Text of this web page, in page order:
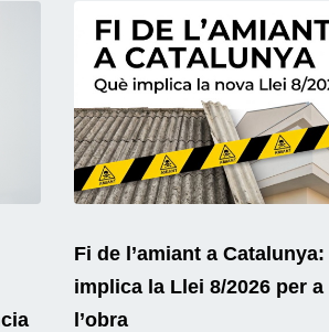
Fi de l’amiant a
implica la Llei 8/2026 per a
l’obra